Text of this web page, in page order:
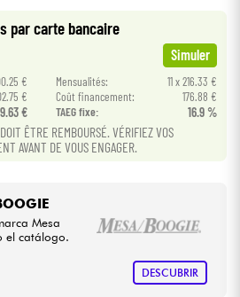
par carte bancaire
Simuler
€ Mensualités:
11 x 216.33 €
€ Coût financement:
176.88 €
€ TAEG fixe: 16.9 %
ÊTRE REMBOURSÉ. VÉRIFIEZ VOS
AVANT DE VOUS ENGAGER.
Mesa
el catálogo.
DESCUBRIR